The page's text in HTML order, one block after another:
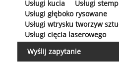
Usługi kucia
Usługi
Usługi głęboko rysowane
Usługi wtrysku tworzyw
Usługi cięcia laserowego
Wyślij zapytanie